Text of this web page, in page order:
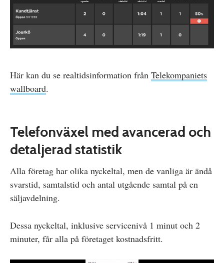
Här kan du se realtidsinformation från Telekompaniets
wallboard.
Telefonväxel med avancerad och
detaljerad statistik
Alla företag har olika nyckeltal, men de vanliga är ändå
svarstid, samtalstid och antal utgående samtal på en
säljavdelning.
Dessa nyckeltal, inklusive servicenivå 1 minut och 2
minuter, får alla på företaget kostnadsfritt.